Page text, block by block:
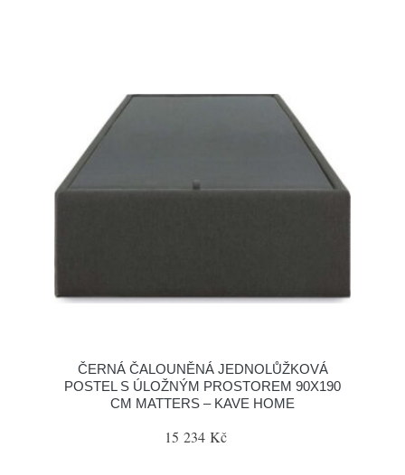
ČERNÁ ČALOUNĚNÁ JEDNOLŮŽKOVÁ
POSTEL S ÚLOŽNÝM PROSTOREM 90X190
CM MATTERS – KAVE HOME
15 234 Kč